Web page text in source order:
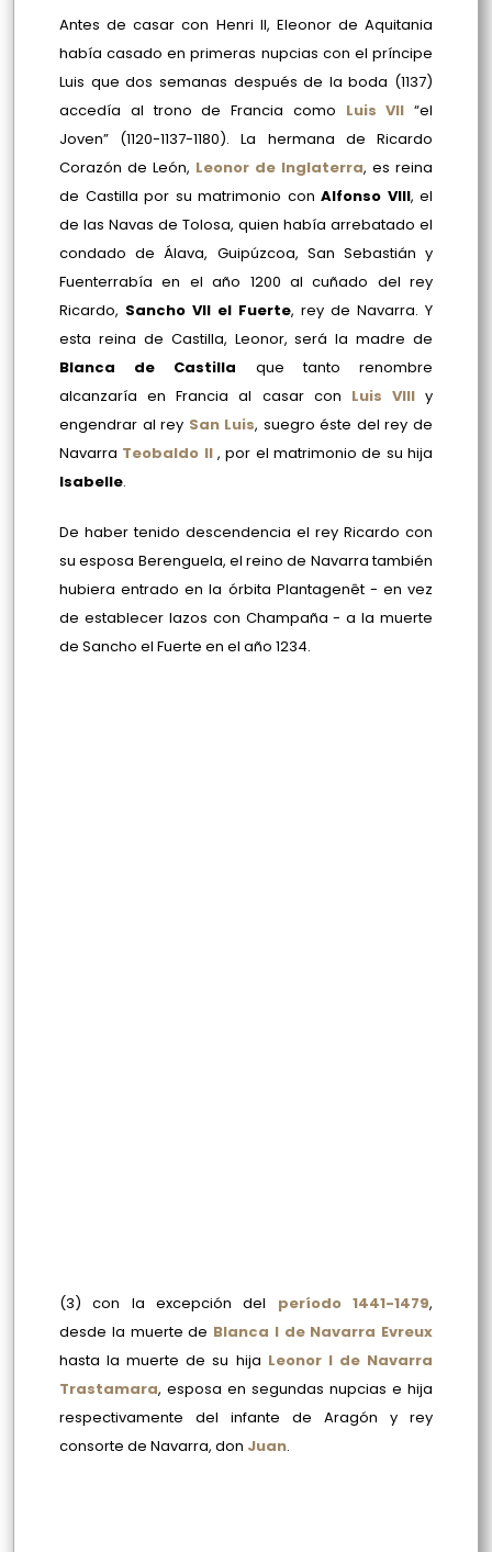
Antes de casar con Henri II, Eleonor de Aquitania
había casado en primeras nupcias con el príncipe
Luis que dos semanas después de la boda (1137)
accedía al trono de Francia como Luis VII “el
Joven” (1120-1137-1180). La hermana de Ricardo
Corazón de León, Leonor de Inglaterra, es reina
de Castilla por su matrimonio con Alfonso VIII, el
de las Navas de Tolosa, quien había arrebatado el
condado de Álava, Guipúzcoa, San Sebastián y
Fuenterrabía en el año 1200 al cuñado del rey
Ricardo, Sancho VII el Fuerte, rey de Navarra. Y
esta reina de Castilla, Leonor, será la madre de
Blanca de Castilla que tanto renombre
alcanzaría en Francia al casar con Luis VIIIy
engendrar al rey San Luis, suegro éste del rey de
Navarra Teobaldo II, por el matrimonio de su hija
Isabelle.
De haber tenido descendencia el rey Ricardo con
su esposa Berenguela, el reino de Navarra también
hubiera entrado en la órbita Plantagenêt - en vez
de establecer lazos con Champaña - a la muerte
de Sancho el Fuerte en el año 1234.
(3) con la excepción del período 1441-1479,
desde la muerte de Blanca I de Navarra Evreux
hasta la muerte de su hija Leonor I de Navarra
Trastamara, esposa en segundas nupcias e hija
respectivamente del infante de Aragón y rey
consorte de Navarra, don Juan.